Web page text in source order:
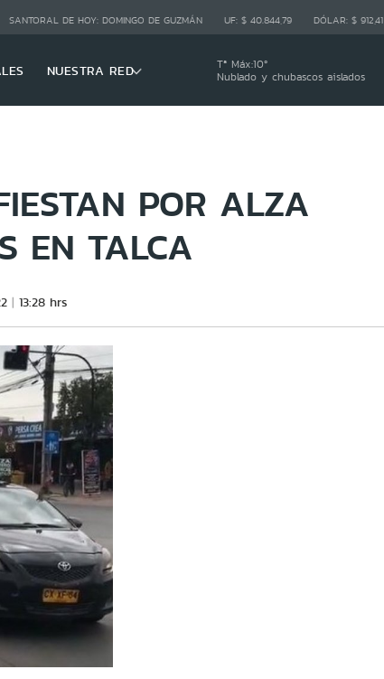
SANTORAL DE HOY: DOMINGO DE GUZMÁN UF: $ 40.844,79 DÓLAR: $ 912,41
NUESTRA RED Tª Máx:10º
Nublado y chubascos aislados
POR ALZA
EN TALCA
13:28 hrs